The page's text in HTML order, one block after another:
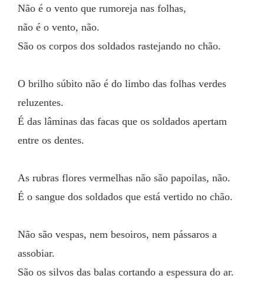
Não é o vento que rumoreja nas folhas,
não é o vento, não.
São os corpos dos soldados rastejando no chão.
O brilho súbito não é do limbo das folhas verdes
reluzentes.
É das lâminas das facas que os soldados apertam
entre os dentes.
As rubras flores vermelhas não são papoilas, não.
É o sangue dos soldados que está vertido no chão.
Não são vespas, nem besoiros, nem pássaros a
assobiar.
São os silvos das balas cortando a espessura do ar.